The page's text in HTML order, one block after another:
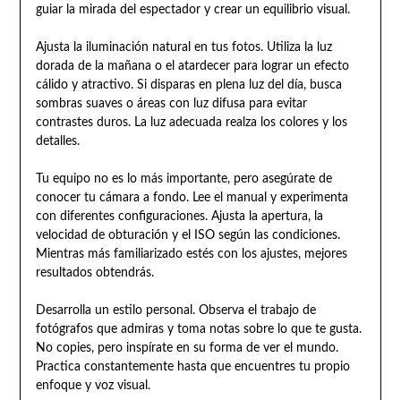
guiar la mirada del espectador y crear un equilibrio visual.
Ajusta la iluminación natural en tus fotos. Utiliza la luz
dorada de la mañana o el atardecer para lograr un efecto
cálido y atractivo. Si disparas en plena luz del día, busca
sombras suaves o áreas con luz difusa para evitar
contrastes duros. La luz adecuada realza los colores y los
detalles.
Tu equipo no es lo más importante, pero asegúrate de
conocer tu cámara a fondo. Lee el manual y experimenta
con diferentes configuraciones. Ajusta la apertura, la
velocidad de obturación y el ISO según las condiciones.
Mientras más familiarizado estés con los ajustes, mejores
resultados obtendrás.
Desarrolla un estilo personal. Observa el trabajo de
fotógrafos que admiras y toma notas sobre lo que te gusta.
No copies, pero inspírate en su forma de ver el mundo.
Practica constantemente hasta que encuentres tu propio
enfoque y voz visual.